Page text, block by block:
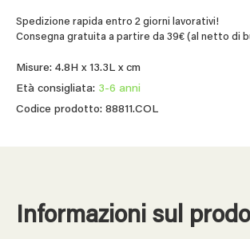
Spedizione rapida entro 2 giorni lavorativi!
Consegna gratuita a partire da 39€ (al netto di
Misure: 4.8H x 13.3L x cm
Età consigliata: 3-6 anni
Codice prodotto: 88811.COL
Informazioni sul